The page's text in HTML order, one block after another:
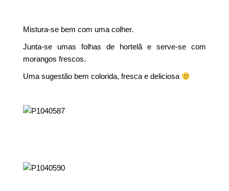
Mistura-se bem com uma colher.
Junta-se umas folhas de hortelã e serve-se com
morangos frescos.
Uma sugestão bem colorida, fresca e deliciosa